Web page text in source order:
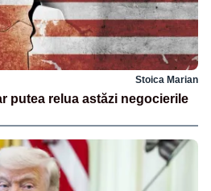
Stoica Marian
putea relua astăzi negocierile